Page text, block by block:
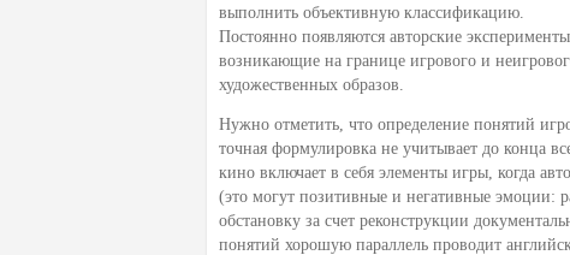
выполнить объективную классификацию.
Постоянно появляются авторские
возникающие на границе игрового и
художественных образов.
Нужно отметить, что определение понятий
точная формулировка не учитывает до конца
кино включает в себя элементы игры, когда
(это могут позитивные и негативные эмоции:
обстановку за счет реконструкции
понятий хорошую параллель проводит